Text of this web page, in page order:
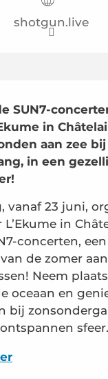
shotgun.live
SUN7-
in
aan zee bij
in een
vanaf 23 juni,
in
concerten,
de zomer
Neem
oceaan en
bij